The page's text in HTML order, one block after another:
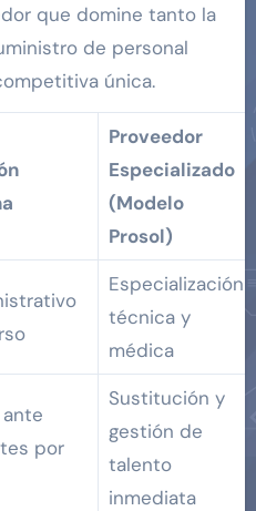
que domine tanto la
de personal
única.
Proveedor
Especializado
(Modelo
Prosol)
Especialización
técnica y
médica
por
Sustitución y
gestión de
talento
inmediata